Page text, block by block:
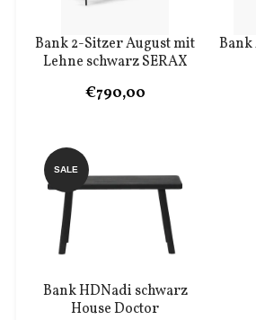
Bank 2-Sitzer August mit
Lehne schwarz SERAX
€790,00
Bank
Bank HDNadi schwarz
House Doctor
SALE